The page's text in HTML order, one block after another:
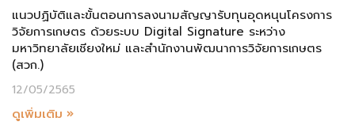
แนวปฏิบัติและขั้นตอนการลงนามสัญญารับทุนอุดหนุนโครงการ
วิจัยการเกษตร ด้วยระบบ Digital Signature ระหว่าง
มหาวิทยาลัยเชียงใหม่ และสำนักงานพัฒนาการวิจัยการเกษตร
(สวก.)
12/05/2565
ดูเพิ่มเติม »